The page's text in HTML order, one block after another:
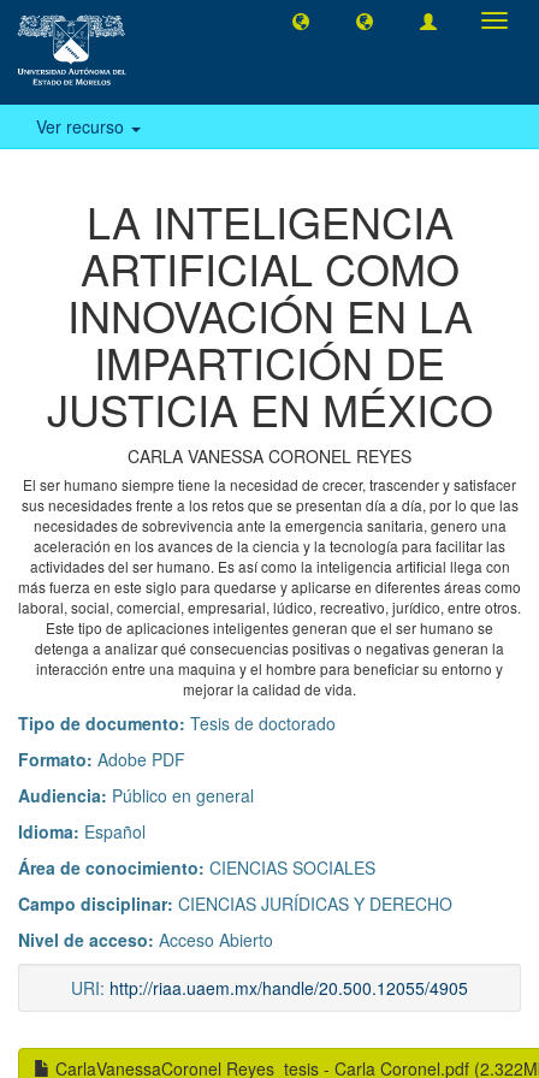
Ver recurso
LA INTELIGENCIA
ARTIFICIAL COMO
INNOVACIÓN EN LA
IMPARTICIÓN DE
JUSTICIA EN MÉXICO
CARLA VANESSA CORONEL REYES
El ser humano siempre tiene la necesidad de crecer, trascender y satisfacer
sus necesidades frente a los retos que se presentan día a día, por lo que las
necesidades de sobrevivencia ante la emergencia sanitaria, genero una
aceleración en los avances de la ciencia y la tecnología para facilitar las
actividades del ser humano. Es así como la inteligencia artificial llega con
más fuerza en este siglo para quedarse y aplicarse en diferentes áreas como
laboral, social, comercial, empresarial, lúdico, recreativo, jurídico, entre otros.
Este tipo de aplicaciones inteligentes generan que el ser humano se
detenga a analizar qué consecuencias positivas o negativas generan la
interacción entre una maquina y el hombre para beneficiar su entorno y
mejorar la calidad de vida.
Tipo de documento: Tesis de doctorado
Formato: Adobe PDF
Audiencia: Público en general
Idioma: Español
Área de conocimiento: CIENCIAS SOCIALES
Campo disciplinar: CIENCIAS JURÍDICAS Y DERECHO
Nivel de acceso: Acceso Abierto
URI: http://riaa.uaem.mx/handle/20.500.12055/4905
CarlaVanessaCoronel Reyes_tesis - Carla Coronel.pdf